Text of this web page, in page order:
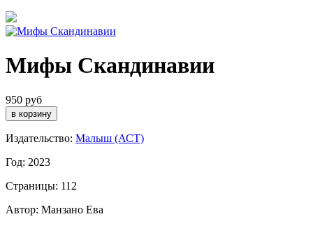
Мифы Скандинавии
950 руб
Издательство: Малыш (АСТ)
Год: 2023
Страницы: 112
Автор: Манзано Ева